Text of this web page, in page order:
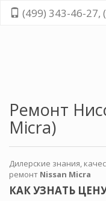
(499) 343-46-27,
Ремонт
Micra)
Дилерские знания,
ремонт Nissan Micra
КАК УЗНАТЬ